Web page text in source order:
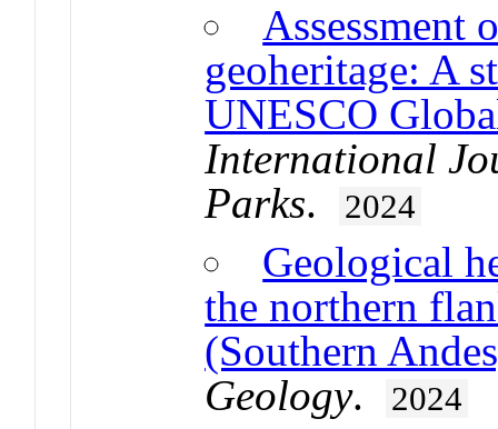
Assessment
geoheritage: A
UNESCO
International
Parks. 2024
Geological
the northern
(Southern
Geology. 2024